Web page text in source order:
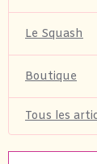
Le Squash
Boutique
Tous les